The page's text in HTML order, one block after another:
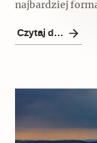
najbardziej
Czytaj dalej